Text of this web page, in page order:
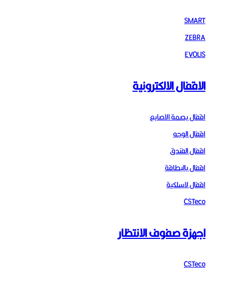
SMART
ZEBRA
EVOLIS
الاقفال الالكترونية
اقفال بصمة الاصابع
اقفال الوجه
اقفال الفندق
اقفال بالبطاقة
اقفال لاسلكية
CSTeco
اجهزة صفوف الانتظار
CSTeco